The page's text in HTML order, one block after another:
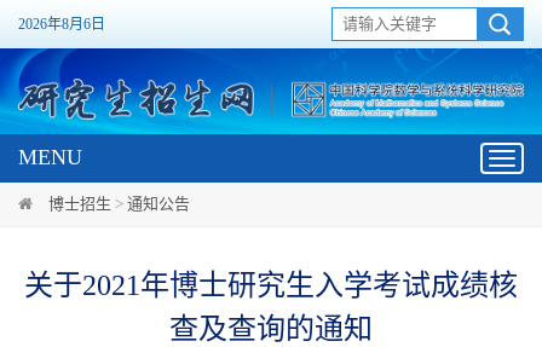
2026年8月6日
MENU
博士招生 > 通知公告
关于2021年博士研究生入学考试成绩核
查及查询的通知